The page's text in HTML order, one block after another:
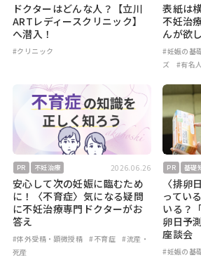
ドクターはどんな人？【立川
ARTレディースクリニック】
へ潜入！
#クリニック
表紙は
不妊治
んが欲
#妊娠の基
ズ
#有名
PR 不妊治療 2026.06.26
安心して次の妊娠に臨むため
に！〈不育症〉気になる疑問
に不妊治療専門ドクターがお
答え
#体外受精・顕微授精 #不育症
#流産・
死産
PR 基礎
〈排卵
ってい
いる？
卵日予
座談会
#妊娠の基